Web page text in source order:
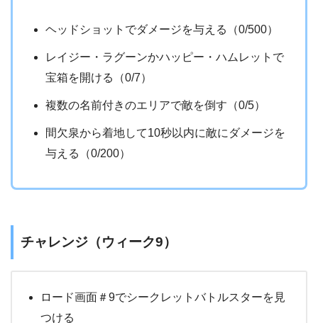
ヘッドショットでダメージを与える（0/500）
レイジー・ラグーンかハッピー・ハムレットで
宝箱を開ける（0/7）
複数の名前付きのエリアで敵を倒す（0/5）
間欠泉から着地して10秒以内に敵にダメージを
与える（0/200）
チャレンジ（ウィーク9）
ロード画面＃9でシークレットバトルスターを見
つける